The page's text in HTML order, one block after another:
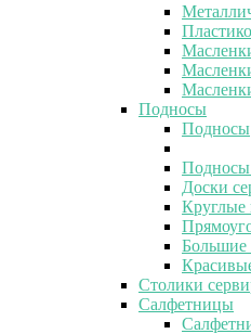
Подносы
Подносы
Подносы
Доски
Круглые
Большие
Столики
Салфетницы